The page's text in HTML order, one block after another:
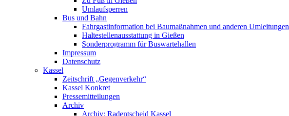
Umlaufsperren
Bus und Bahn
Fahrgastinformation bei Baumaßnahmen und anderen Umleitungen
Haltestellenausstattung in Gießen
Sonderprogramm für Buswartehallen
Impressum
Datenschutz
Kassel
Zeitschrift „Gegenverkehr“
Kassel Konkret
Pressemitteilungen
Archiv
Archiv: Radentscheid Kassel